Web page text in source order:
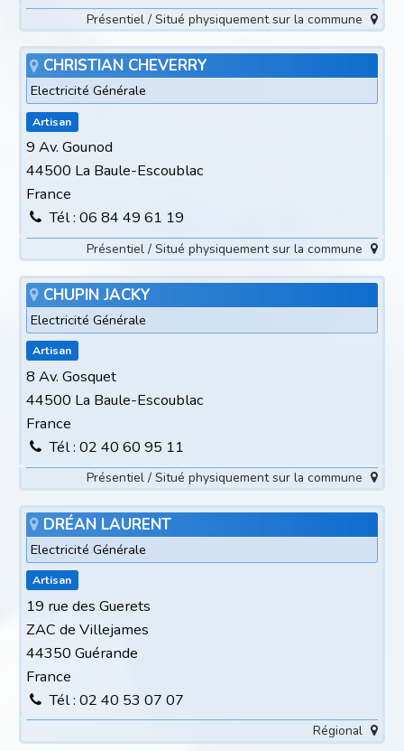
Présentiel / Situé physiquement sur la commune
CHRISTIAN CHEVERRY
Electricité Générale
Artisan
9 Av. Gounod
44500 La Baule-Escoublac
France
Tél : 06 84 49 61 19
Présentiel / Situé physiquement sur la commune
CHUPIN JACKY
Electricité Générale
Artisan
8 Av. Gosquet
44500 La Baule-Escoublac
France
Tél : 02 40 60 95 11
Présentiel / Situé physiquement sur la commune
DRÉAN LAURENT
Electricité Générale
Artisan
19 rue des Guerets
ZAC de Villejames
44350 Guérande
France
Tél : 02 40 53 07 07
Régional